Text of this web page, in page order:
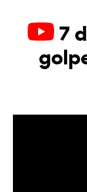
7